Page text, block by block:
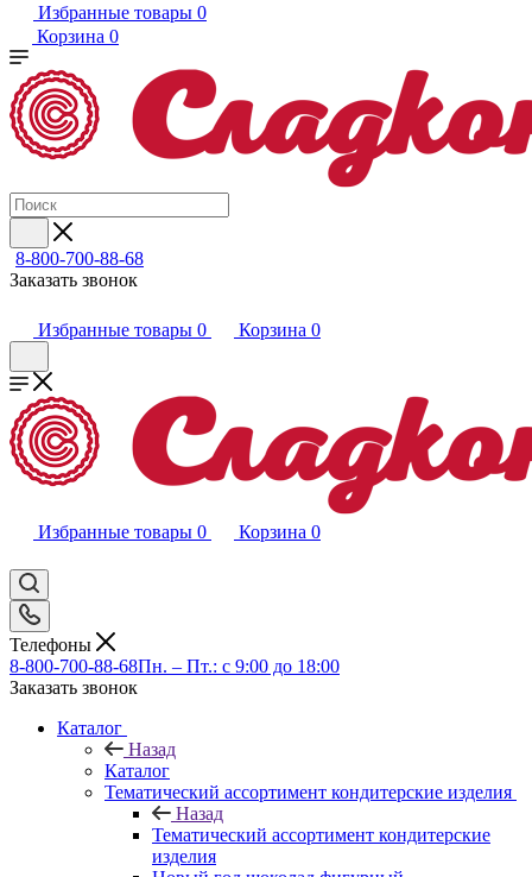
Избранные товары 0
Корзина 0
8-800-700-88-68
Заказать звонок
Избранные товары 0 Корзина 0
Избранные товары 0 Корзина 0
Телефоны
8-800-700-88-68Пн. – Пт.: с 9:00 до 18:00
Заказать звонок
Каталог
Назад
Каталог
Тематический ассортимент кондитерские изделия
Назад
Тематический ассортимент кондитерские
изделия